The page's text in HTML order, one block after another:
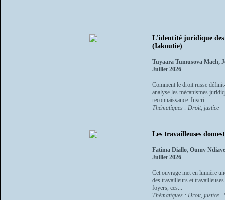
L'identité juridique des
(Iakoutie)
Tuyaara Tumusova Mach,
Juillet 2026
Comment le droit russe
analyse les mécanismes
reconnaissance. Inscri...
Thématiques : Droit, justice
Les travailleuses
Fatima Diallo, Oumy
Juillet 2026
Cet ouvrage met en lumière
des travailleurs et
foyers, ces...
Thématiques : Droit, justice -